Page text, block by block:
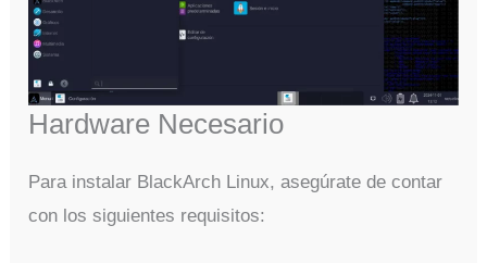
Hardware Necesario
Para instalar BlackArch Linux, asegúrate de contar
con los siguientes requisitos: